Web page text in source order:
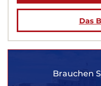
Das
Brauchen